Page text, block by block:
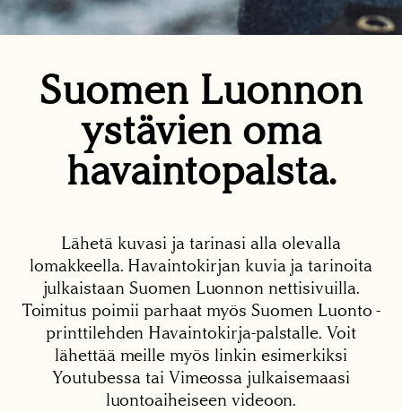
Suomen Luonnon
ystävien oma
havaintopalsta.
Lähetä kuvasi ja tarinasi alla olevalla
lomakkeella. Havaintokirjan kuvia ja tarinoita
julkaistaan Suomen Luonnon nettisivuilla.
Toimitus poimii parhaat myös Suomen Luonto -
printtilehden Havaintokirja-palstalle. Voit
lähettää meille myös linkin esimerkiksi
Youtubessa tai Vimeossa julkaisemaasi
luontoaiheiseen videoon.